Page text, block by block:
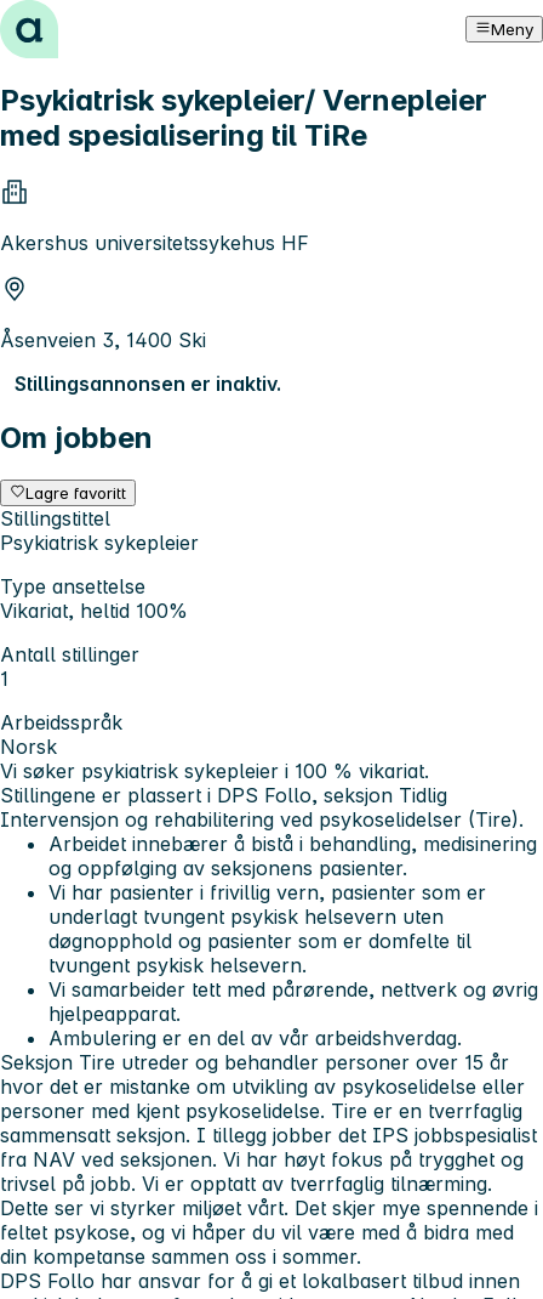
Hopp til innhold Meny
Psykiatrisk sykepleier/ Vernepleier
med spesialisering til TiRe
Akershus universitetssykehus HF
Åsenveien 3, 1400 Ski
Stillingsannonsen er inaktiv.
Om jobben
Lagre favoritt
Stillingstittel
Psykiatrisk sykepleier
Type ansettelse
Vikariat, heltid 100%
Antall stillinger
1
Arbeidsspråk
Norsk
Vi søker psykiatrisk sykepleier i 100 % vikariat.
Stillingene er plassert i DPS Follo, seksjon Tidlig
Intervensjon og rehabilitering ved psykoselidelser (Tire).
Arbeidet innebærer å bistå i behandling, medisinering
og oppfølging av seksjonens pasienter.
Vi har pasienter i frivillig vern, pasienter som er
underlagt tvungent psykisk helsevern uten
døgnopphold og pasienter som er domfelte til
tvungent psykisk helsevern.
Vi samarbeider tett med pårørende, nettverk og øvrig
hjelpeapparat.
Ambulering er en del av vår arbeidshverdag.
Seksjon Tire utreder og behandler personer over 15 år
hvor det er mistanke om utvikling av psykoselidelse eller
personer med kjent psykoselidelse. Tire er en tverrfaglig
sammensatt seksjon. I tillegg jobber det IPS jobbspesialist
fra NAV ved seksjonen. Vi har høyt fokus på trygghet og
trivsel på jobb. Vi er opptatt av tverrfaglig tilnærming.
Dette ser vi styrker miljøet vårt. Det skjer mye spennende i
feltet psykose, og vi håper du vil være med å bidra med
din kompetanse sammen oss i sommer.
DPS Follo har ansvar for å gi et lokalbasert tilbud innen